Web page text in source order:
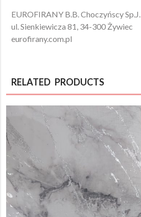
EUROFIRANY B.B. Choczyńscy Sp.J.
ul. Sienkiewicza 81, 34-300 Żywiec
eurofirany.com.pl
RELATED PRODUCTS